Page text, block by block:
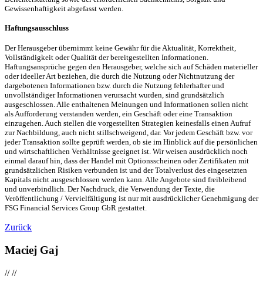
Gewissenhaftigkeit abgefasst werden.
Haftungsausschluss
Der Herausgeber übernimmt keine Gewähr für die Aktualität, Korrektheit,
Vollständigkeit oder Qualität der bereitgestellten Informationen.
Haftungsansprüche gegen den Herausgeber, welche sich auf Schäden materieller
oder ideeller Art beziehen, die durch die Nutzung oder Nichtnutzung der
dargebotenen Informationen bzw. durch die Nutzung fehlerhafter und
unvollständiger Informationen verursacht wurden, sind grundsätzlich
ausgeschlossen. Alle enthaltenen Meinungen und Informationen sollen nicht
als Aufforderung verstanden werden, ein Geschäft oder eine Transaktion
einzugehen. Auch stellen die vorgestellten Strategien keinesfalls einen Aufruf
zur Nachbildung, auch nicht stillschweigend, dar. Vor jedem Geschäft bzw. vor
jeder Transaktion sollte geprüft werden, ob sie im Hinblick auf die persönlichen
und wirtschaftlichen Verhältnisse geeignet ist. Wir weisen ausdrücklich noch
einmal darauf hin, dass der Handel mit Optionsscheinen oder Zertifikaten mit
grundsätzlichen Risiken verbunden ist und der Totalverlust des eingesetzten
Kapitals nicht ausgeschlossen werden kann. Alle Angebote sind freibleibend
und unverbindlich. Der Nachdruck, die Verwendung der Texte, die
Veröffentlichung / Vervielfältigung ist nur mit ausdrücklicher Genehmigung der
FSG Financial Services Group GbR gestattet.
Zurück
Maciej Gaj
////